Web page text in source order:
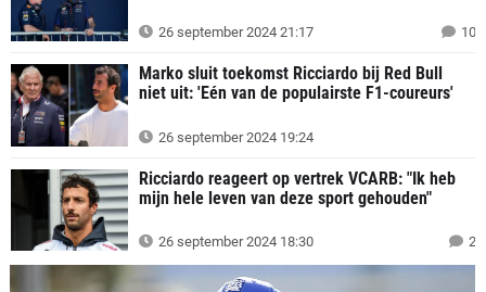
26 september 2024 21:17 10
Marko sluit toekomst Ricciardo bij Red Bull
niet uit: 'Eén van de populairste F1-coureurs'
26 september 2024 19:24
Ricciardo reageert op vertrek VCARB: "Ik heb
mijn hele leven van deze sport gehouden"
26 september 2024 18:30 2